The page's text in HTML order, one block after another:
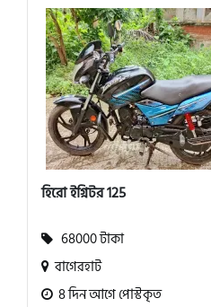
হিরো ইগ্নিটর 125
68000 টাকা
বাগেরহাট
8 দিন আগে পোস্টকৃত